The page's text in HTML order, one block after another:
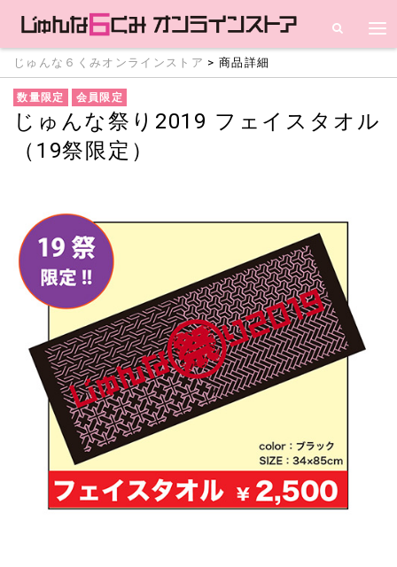
じゅんな６くみオンラインストア > 商品詳細
数量限定 会員限定
じゅんな祭り2019 フェイスタオル
（19祭限定）
¥2,500